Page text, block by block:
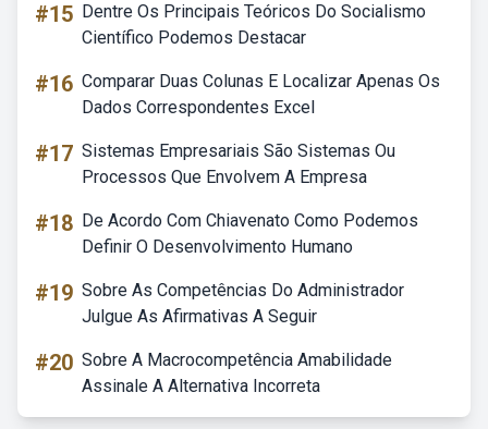
#15 Dentre Os Principais Teóricos Do Socialismo
Científico Podemos Destacar
#16 Comparar Duas Colunas E Localizar Apenas Os
Dados Correspondentes Excel
#17 Sistemas Empresariais São Sistemas Ou
Processos Que Envolvem A Empresa
#18 De Acordo Com Chiavenato Como Podemos
Definir O Desenvolvimento Humano
#19 Sobre As Competências Do Administrador
Julgue As Afirmativas A Seguir
#20 Sobre A Macrocompetência Amabilidade
Assinale A Alternativa Incorreta